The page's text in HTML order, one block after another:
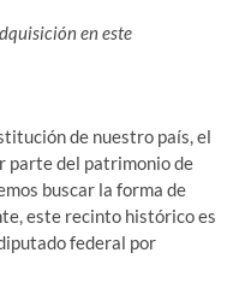
en este
de nuestro país, el
parte del patrimonio de
buscar la forma de
este recinto histórico es
federal por